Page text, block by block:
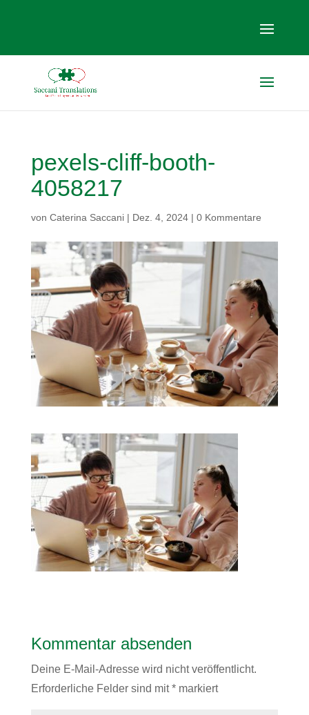
pexels-cliff-booth-
4058217
von Caterina Saccani| Dez. 4, 2024| 0 Kommentare
Kommentar absenden
Deine E-Mail-Adresse wird nicht veröffentlicht.
Erforderliche Felder sind mit*markiert